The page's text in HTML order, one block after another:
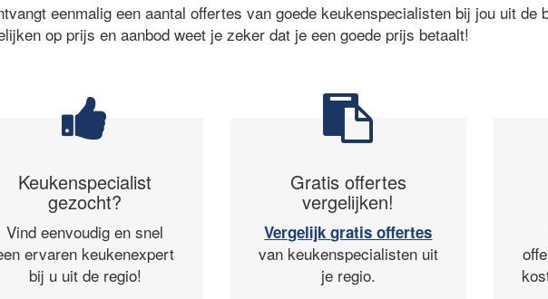
eenmalig een aantal offertes van goede keukenspecialisten bij jou uit de
op prijs en aanbod weet je zeker dat je een goede prijs betaalt!
Keukenspecialist
gezocht?
Vind eenvoudig en snel
ervaren keukenexpert
bij u uit de regio!
Gratis offertes
vergelijken!
Vergelijk gratis offertes
van keukenspecialisten uit
je regio.